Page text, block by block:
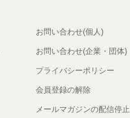
お問い合わせ(個人)
お問い合わせ(企業・団体)
プライバシーポリシー
会員登録の解除
メールマガジンの配信停止